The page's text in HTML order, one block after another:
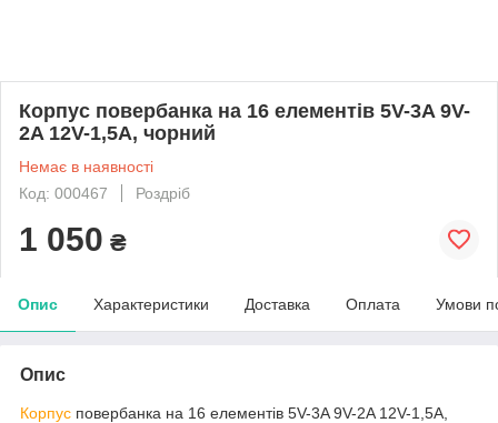
Корпус повербанка на 16 елементів 5V-3A 9V-
2A 12V-1,5A, чорний
Немає в наявності
Код: 000467
Роздріб
1 050 ₴
Опис Характеристики Доставка Оплата Умови
Опис
Корпус повербанка на 16 елементів 5V-3A 9V-2A 12V-1,5A,